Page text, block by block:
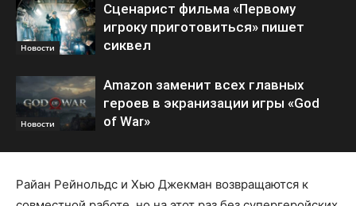
Новости
Сценарист фильма «Первому
игроку приготовиться» пишет
сиквел
Новости
Amazon заменит всех главных
героев в экранизации игры «God
of War»
Райан Рейнольдс и Хью Джекман возвращаются к